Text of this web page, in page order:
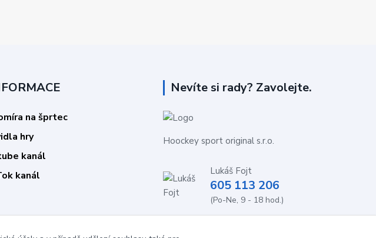
na šprtec
hry
kanál
kanál
Nevíte si rady? Zavolejte.
Hoockey sport original s.r.o.
Lukáš Fojt
605 113 206
(Po-Ne, 9 - 18 hod.)